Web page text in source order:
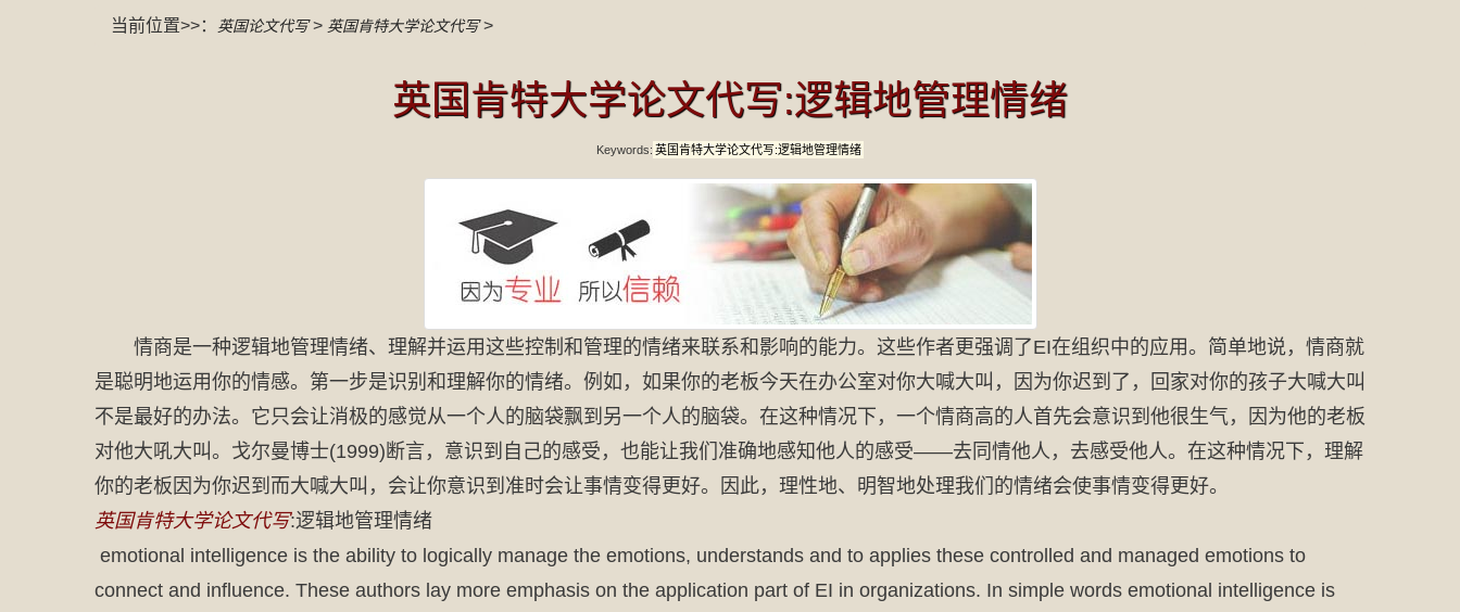
当前位置>>： 英国论文代写> 英国肯特大学论文代写>
英国肯特大学论文代写:逻辑地管理情绪
Keywords: 英国肯特大学论文代写:逻辑地管理情绪
情商是一种逻辑地管理情绪、理解并运用这些控制和管理的情绪来联系和影响的能力。这些作者更强调了EI在组织中的应用。简单地说，情商就
是聪明地运用你的情感。第一步是识别和理解你的情绪。例如，如果你的老板今天在办公室对你大喊大叫，因为你迟到了，回家对你的孩子大喊大叫
不是最好的办法。它只会让消极的感觉从一个人的脑袋飘到另一个人的脑袋。在这种情况下，一个情商高的人首先会意识到他很生气，因为他的老板
对他大吼大叫。戈尔曼博士(1999)断言，意识到自己的感受，也能让我们准确地感知他人的感受——去同情他人，去感受他人。在这种情况下，理解
你的老板因为你迟到而大喊大叫，会让你意识到准时会让事情变得更好。因此，理性地、明智地处理我们的情绪会使事情变得更好。
英国肯特大学论文代写:逻辑地管理情绪
emotional intelligence is the ability to logically manage the emotions, understands and to applies these controlled and managed emotions to
connect and influence. These authors lay more emphasis on the application part of EI in organizations. In simple words emotional intelligence is